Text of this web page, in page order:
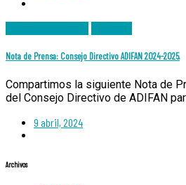
Nota de Prensa: Consejo Directivo ADIFAN 2024-2025.
Compartimos la siguiente Nota de
del Consejo Directivo de ADIFAN
9 abril, 2024
Archivos